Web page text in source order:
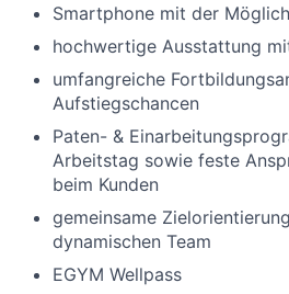
Smartphone mit der
hochwertige Ausstattung
umfangreiche
Aufstiegschancen
Paten- &
Arbeitstag sowie feste
beim Kunden
gemeinsame
dynamischen Team
EGYM Wellpass